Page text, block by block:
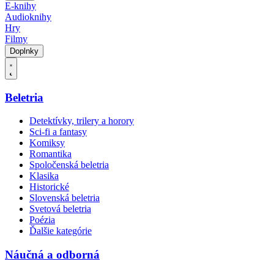
E-knihy
Audioknihy
Hry
Filmy
Doplnky
Beletria
Detektívky, trilery a horory
Sci-fi a fantasy
Komiksy
Romantika
Spoločenská beletria
Klasika
Historické
Slovenská beletria
Svetová beletria
Poézia
Ďalšie kategórie
Náučná a odborná